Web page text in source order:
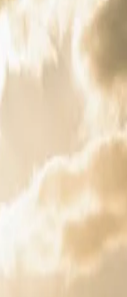
سياسة الخصوصية